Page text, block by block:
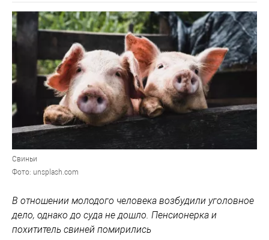
Свиньи
Фото: unsplash.com
В отношении молодого человека возбудили уголовное
дело, однако до суда не дошло. Пенсионерка и
похититель свиней помирились